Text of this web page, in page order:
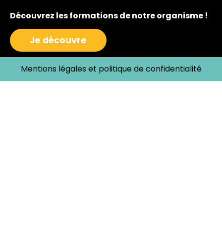
Découvrez les formations de notre organisme !
Je découvre
Mentions légales et politique de confidentialité